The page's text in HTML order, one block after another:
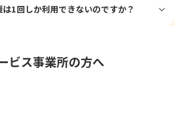
1回しか利用できないのですか？
ビス事業所の方へ